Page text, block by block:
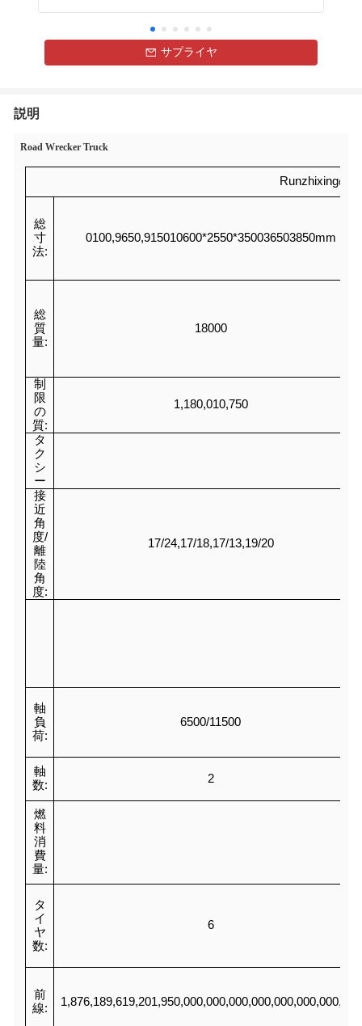
サプライヤ
説明
Road Wrecker Truck
Runzhixingの
総
寸
法:
0100,9650,915010600*2550*350036503850mm
総
質
量:
18000
制
限
の
質:
1,180,010,750
タ
ク
シ
ー
接
近
角
度/
離
陸
角
度:
17/24,17/18,17/13,19/20
軸
負
荷:
6500/11500
軸
数:
2
燃
料
消
費
量:
タ
イ
ヤ
数:
6
前
線:
1,876,189,619,201,950,000,000,000,000,000,000,000,000